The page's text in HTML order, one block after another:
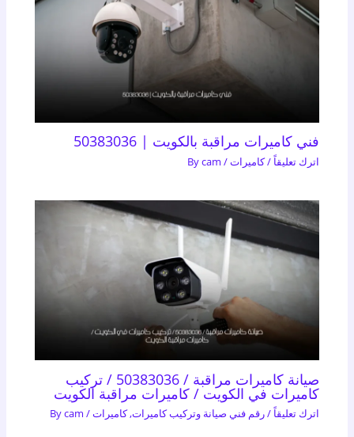
فني كاميرات مراقبة بالكويت | 50383036
اترك تعليقاً/كاميرات/ By
cam
صيانة كاميرات مراقبة / 50383036 / تركيب
كاميرات في الكويت / كاميرات مراقبة الكويت
اترك تعليقاً/رقم فني صيانة وتركيب كاميرات,كاميرات/ By
cam